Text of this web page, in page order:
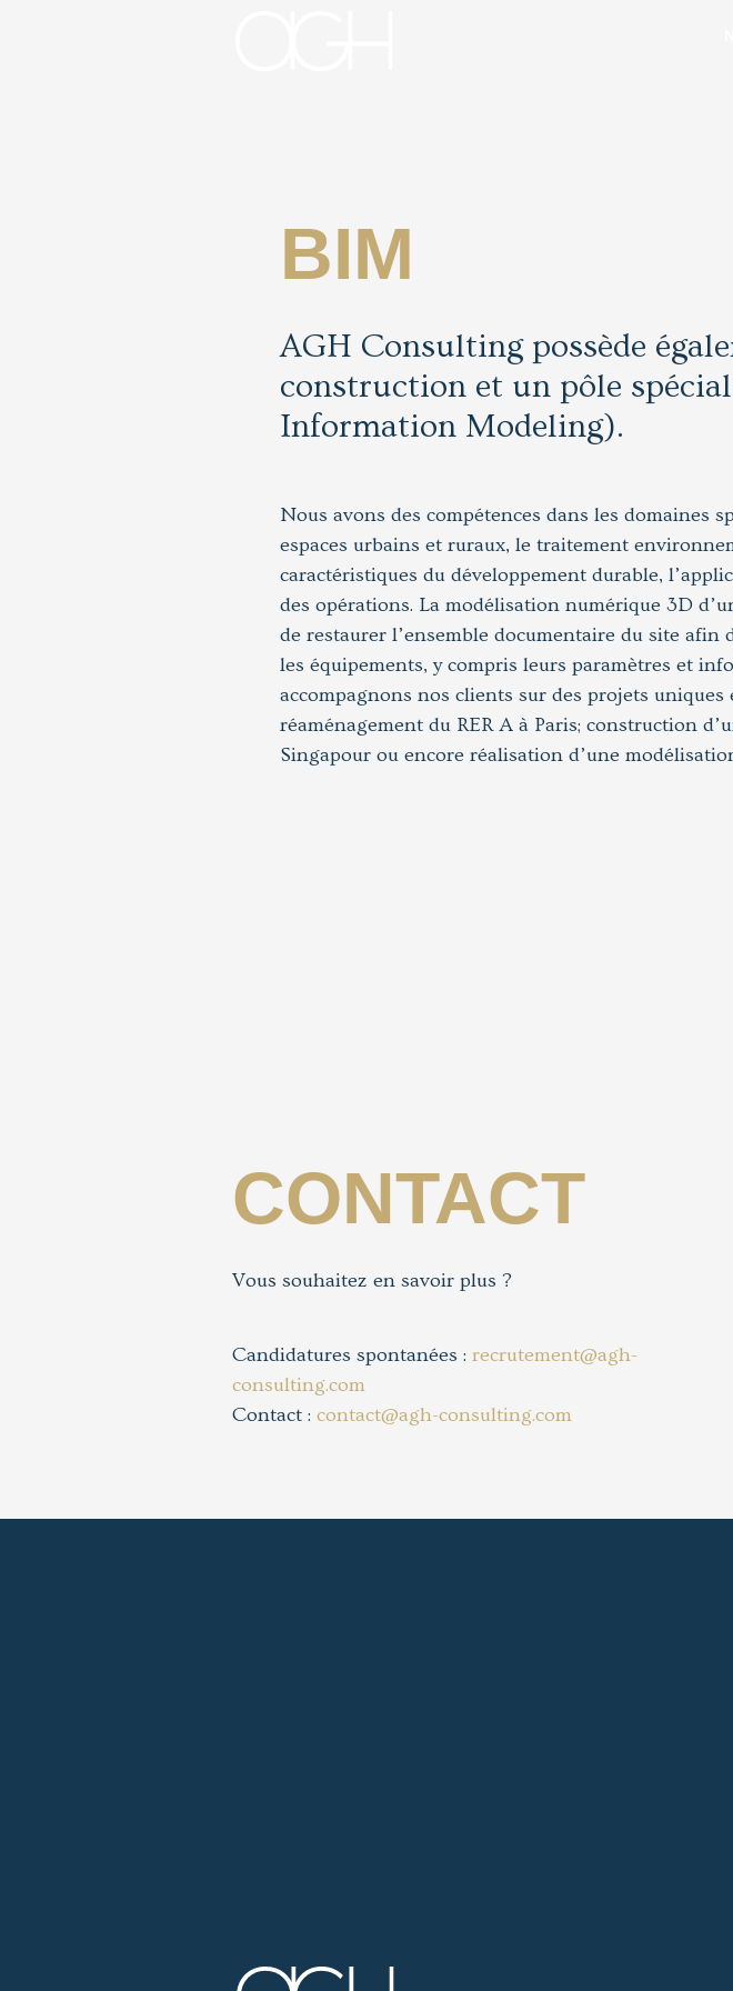
BIM
AGH Consulting possède
construction et un pôle
Information Modeling).
Nous avons des compétences dans les domaines
espaces urbains et ruraux, le traitement
caractéristiques du développement durable,
des opérations. La modélisation numérique 3D
de restaurer l’ensemble documentaire du site
les équipements, y compris leurs paramètres et
accompagnons nos clients sur des projets
réaménagement du RER A à Paris; construction
Singapour ou encore réalisation d’une
CONTACT
Vous souhaitez en savoir plus ?
Candidatures spontanées : recrutement@agh-
consulting.com
Contact :contact@agh-consulting.com